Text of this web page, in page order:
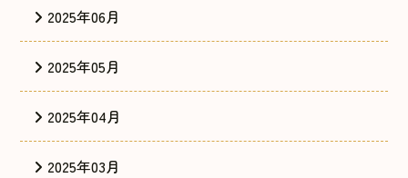
2025年06月
2025年05月
2025年04月
2025年03月